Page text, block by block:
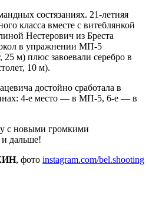
состязаниях. 21-летняя
класса вместе с витеблянкой
Нестерович из Бреста
в упражнении МП-5
м) плюс завоевали серебро в
10 м).
достойно сработала в
4-е место — в МП-5, 6-е — в
с новыми громкими
дальше!
, фото instagram.com/bel.shooting